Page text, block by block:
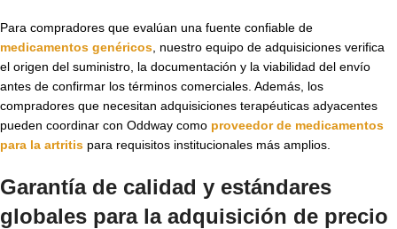
Para compradores que evalúan una fuente confiable de
medicamentos genéricos , nuestro equipo de adquisiciones verifica
el origen del suministro, la documentación y la viabilidad del envío
antes de confirmar los términos comerciales. Además, los
compradores que necesitan adquisiciones terapéuticas adyacentes
pueden coordinar con Oddway como proveedor de medicamentos
para la artritis para requisitos institucionales más amplios.
Garantía de calidad y estándares
globales para la adquisición de precio